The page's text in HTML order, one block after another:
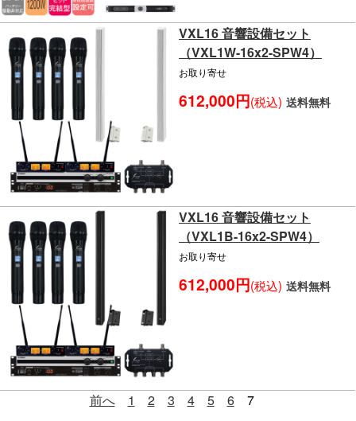
VXL16 音響設備セット
（VXL1W-16x2-SPW4）
お取り寄せ
612,000円(税込) 送料無料
VXL16 音響設備セット
（VXL1B-16x2-SPW4）
お取り寄せ
612,000円(税込) 送料無料
前へ 1 2 3 4 5 67